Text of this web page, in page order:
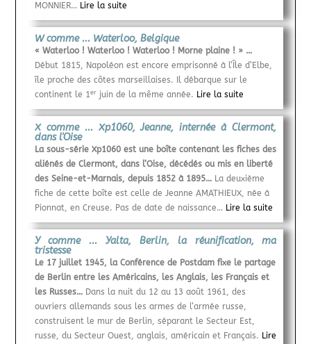
MONNIER… Lire la suite
W comme ... Waterloo, Belgique
« Waterloo ! Waterloo ! Waterloo ! Morne plaine ! » …
Début 1815, Napoléon est encore emprisonné à l’Île d’Elbe,
île proche des côtes marseillaises. Il débarque sur le
continent le 1erjuin de la même année. Lire la suite
X comme ... Xp1060, Jeanne, internée à Clermont,
dans l'Oise
La sous-série Xp1060 est une boîte contenant les fiches des
aliénés de Clermont, dans l’Oise, décédés ou mis en liberté
des Seine-et-Marnais, depuis 1852 à 1895… La deuxième
fiche de cette boîte est celle de Jeanne AMATHIEUX, née à
Pionnat, en Creuse. Pas de date de naissance… Lire la suite
Y comme ... Yalta, Berlin, la réunification, ma
tristesse
Le 17 juillet 1945, la Conférence de Postdam fixe le partage
de Berlin entre les Américains, les Anglais, les Français et
les Russes… Dans la nuit du 12 au 13 août 1961, des
ouvriers allemands sous les armes de l’armée russe,
construisent le mur de Berlin, séparant le Secteur Est,
russe, du Secteur Ouest, anglais, américain et Français. Lire